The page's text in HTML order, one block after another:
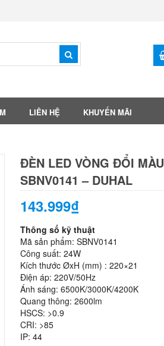
LIÊN HỆ KHUYẾN MÃI
ĐÈN LED VÒNG ĐỔI MÀU
SBNV0141 – DUHAL
143.999₫
Thông số kỹ thuật
Mã sản phẩm: SBNV0141
Công suất: 24W
Kích thước ØxH (mm) : 220×21
Điện áp: 220V/50Hz
Ánh sáng: 6500K/3000K/4200K
Quang thông: 2600lm
HSCS: >0.9
CRI: >85
IP: 44